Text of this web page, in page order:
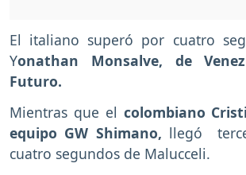
El italiano superó por cuatro
Yonathan Monsalve, de
Futuro.
Mientras que el colombiano
equipo GW Shimano, llegó
cuatro segundos de Malucceli.